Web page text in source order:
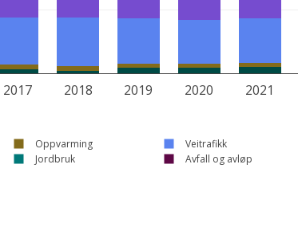
2017 2018 2019 2020 2021
Oppvarming Veitrafikk
Jordbruk Avfall og avløp